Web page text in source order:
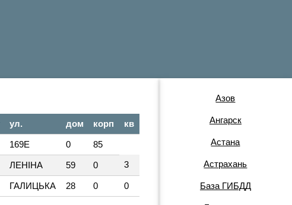
ул. дом корп кв
169Е 0 85
ЛЕНІНА 59 0 3
ГАЛИЦЬКА 28 0 0
Азов
Ангарск
Астана
Астрахань
База ГИБДД